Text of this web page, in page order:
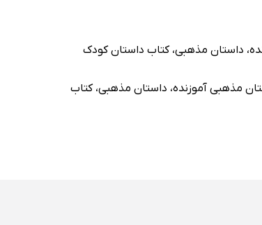
، داستان مذهبی،کتاب داستان کودک
مذهبی آموزنده، داستان مذهبی،کتاب